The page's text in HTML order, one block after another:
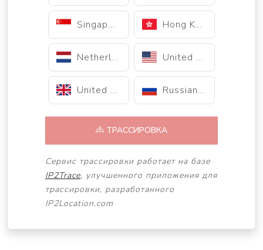
Singapore Hong Kong
Netherlands United States
United Kingdom Russian Federation
ТРАССИРОВКА
Сервис трассировки работает на базе
IP2Trace, улучшенного приложения для
трассировки, разработанного
IP2Location.com